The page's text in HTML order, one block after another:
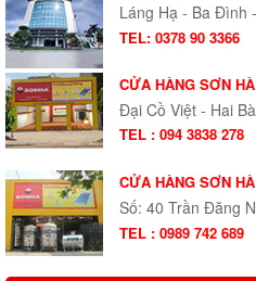
Láng Hạ - Ba Đình
TEL: 0378 90 3366
CỬA HÀNG SƠN
Đại Cồ Việt - Hai
TEL : 094 3838 278
CỬA HÀNG SƠN
Số: 40 Trần Đăng
TEL : 0989 742 689